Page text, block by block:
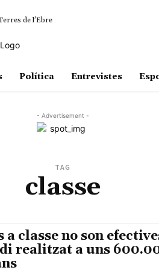
de l’Ebre
Política Entrevistes
- Advertisement -
TAG
classe
a classe no son
realitzat a uns